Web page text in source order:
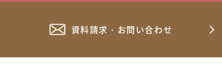
資料請求・お問い合わせ